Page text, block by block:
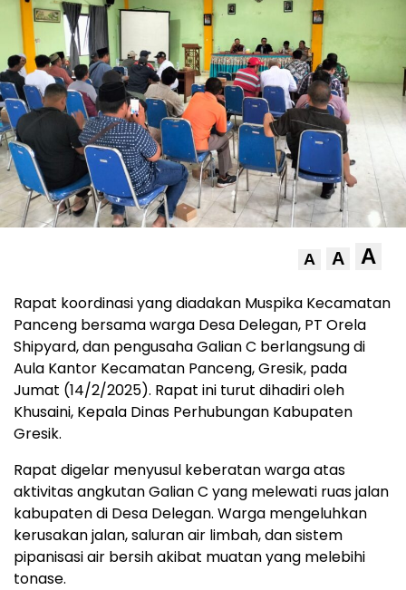
A A A
Rapat koordinasi yang diadakan Muspika Kecamatan
Panceng bersama warga Desa Delegan, PT Orela
Shipyard, dan pengusaha Galian C berlangsung di
Aula Kantor Kecamatan Panceng, Gresik, pada
Jumat (14/2/2025). Rapat ini turut dihadiri oleh
Khusaini, Kepala Dinas Perhubungan Kabupaten
Gresik.
Rapat digelar menyusul keberatan warga atas
aktivitas angkutan Galian C yang melewati ruas jalan
kabupaten di Desa Delegan. Warga mengeluhkan
kerusakan jalan, saluran air limbah, dan sistem
pipanisasi air bersih akibat muatan yang melebihi
tonase.